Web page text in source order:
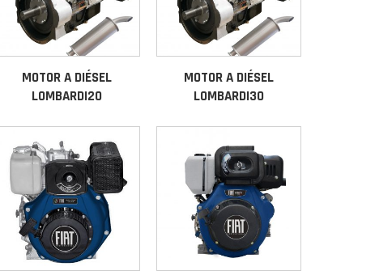
MOTOR A DIÉSEL
LOMBARDI20
MOTOR A DIÉSEL
LOMBARDI30